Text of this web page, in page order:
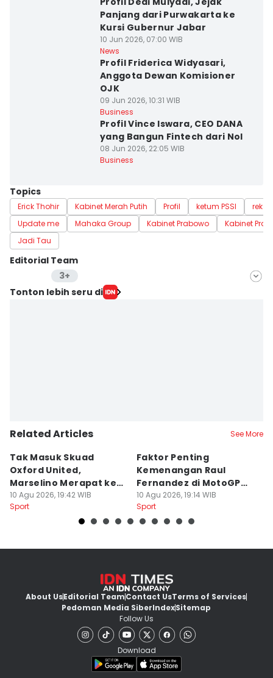
Panjang dari Purwakarta ke
Kursi Gubernur Jabar
10 Jun 2026, 07:00 WIB
News
Profil Friderica Widyasari,
Anggota Dewan Komisioner
OJK
09 Jun 2026, 10:31 WIB
Business
Profil Vince Iswara, CEO DANA
yang Bangun Fintech dari Nol
08 Jun 2026, 22:05 WIB
Business
Topics
Erick Thohir Kabinet Merah Putih Profil ketum PSSI
Update me
Mahaka Group Kabinet Prabowo
Kabinet
Jadi Tau
Editorial Team
3+
Editor
Editor
Editor
Jumawan Syahrudin
Jujuk Ernawati
Tonton lebih seru di
Related Articles See More
Tak Masuk Skuad
Oxford United,
Marselino Merapat ke
Persija?
10 Agu 2026, 19:42 WIB
Sport
Faktor Penting
Kemenangan Raul
Fernandez di MotoGP
Inggris 2026
10 Agu 2026, 19:14 WIB
Sport
About UsEditorial TeamContact UsTerms of Services
Pedoman Media SiberIndexSitemap
Follow Us
Download